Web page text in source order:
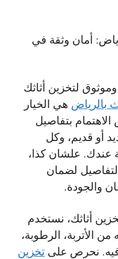
أمان وثقة في
لتخزين أثاثك
بالرياض هي الخيار
بتفاصيل
أو قديم، وكل
عندك. علشان كذا،
لضمان
والجودة.
أثاثك، نستخدم
الأتربة، الرطوبة،
نحرص على تخزين